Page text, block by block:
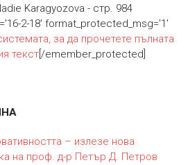
Karagyozova - стр. 984
2-18' format_protected_msg='1'
за да прочетете пълната
текст[/emember_protected]
– излезе нова
на проф. д-р Петър Д. Петров